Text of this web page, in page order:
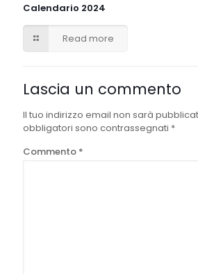
Calendario 2024
Read more
Lascia un commento
Il tuo indirizzo email non sarà
obbligatori sono contrassegnati *
Commento *